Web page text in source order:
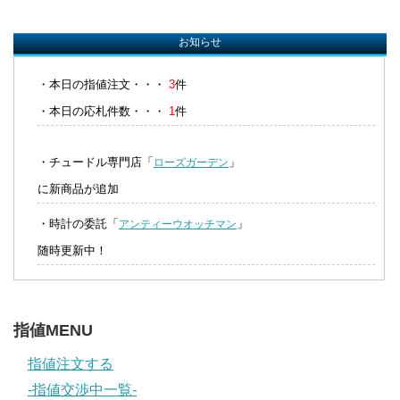
お知らせ
・本日の指値注文・・・ 3件
・本日の応札件数・・・
1件
・チュードル専門店「 ローズガーデン 」
に新商品が追加
・時計の委託「 アンティーウオッチマン 」
随時更新中！
指値MENU
指値注文する
-指値交渉中一覧-